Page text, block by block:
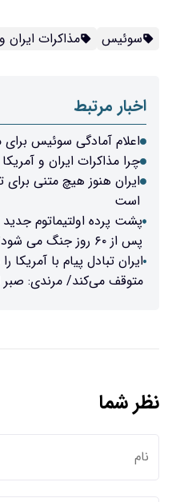
سوئیس مذاکرات ایران
اخبار مرتبط
اعلام آمادگی سوئیس برای
چرا مذاکرات ایران و
ایران هنوز هیچ متنی برای
است
پشت‌ پرده اولتیماتوم جدید
پس از ۶۰ روز جنگ می شود؟
ایران تبادل پیام با آمریکا
متوقف می‌کند/ مرندی: صبر
نظر شما